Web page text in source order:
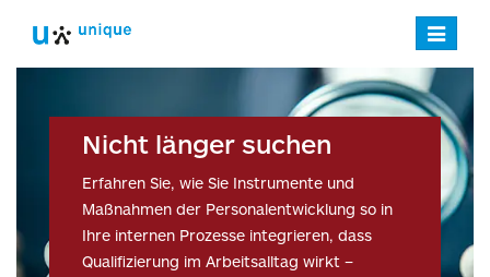
Nicht länger suchen
Erfahren Sie, wie Sie Instrumente und
Maßnahmen der Personalentwicklung so in
Ihre internen Prozesse integrieren, dass
Qualifizierung im Arbeitsalltag wirkt –